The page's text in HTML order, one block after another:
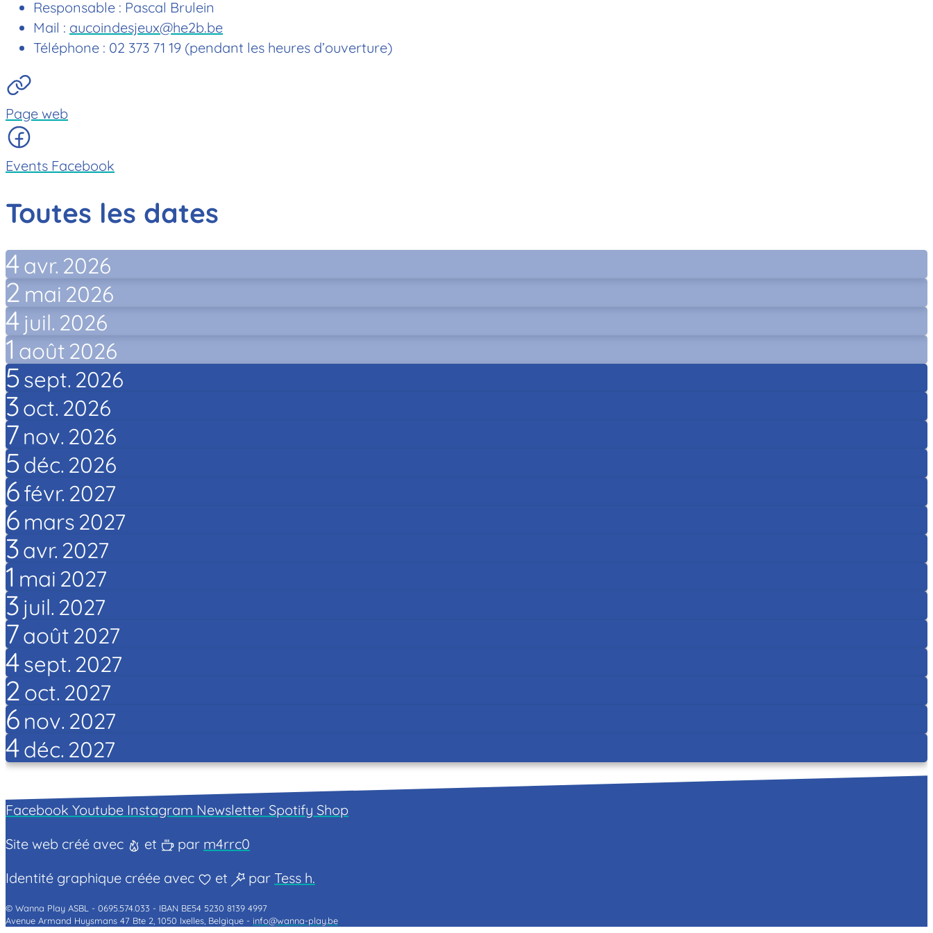
Responsable : Pascal Brulein
Mail : aucoindesjeux@he2b.be
Téléphone : 02 373 71 19 (pendant les heures d’ouverture)
Page web
Events Facebook
Toutes les dates
4avr. 2026
2 mai 2026
4 juil. 2026
1 août 2026
5 sept. 2026
3oct. 2026
7 nov. 2026
5 déc. 2026
6févr. 2027
6 mars 2027
3avr. 2027
1 mai 2027
3 juil. 2027
7août 2027
4sept. 2027
2 oct. 2027
6 nov. 2027
4déc. 2027
Facebook Youtube Instagram Newsletter Spotify Shop
Site web créé avec
et par m4rrc0
Identité graphique créée avec
et par Tess h.
© Wanna Play ASBL - 0695.574.033 - IBAN BE54 5230 8139 4997
Avenue Armand Huysmans 47 Bte 2, 1050 Ixelles, Belgique -